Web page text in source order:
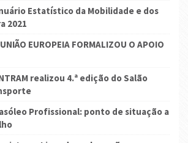
Estatístico da Mobilidade e dos
2021
EUROPEIA FORMALIZOU O APOIO
realizou 4.ª edição do Salão
Profissional: ponto de situação a